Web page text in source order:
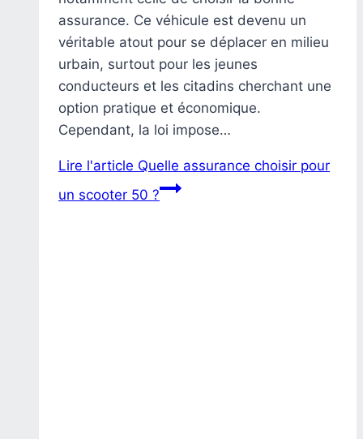
assurance. Ce véhicule est devenu un
véritable atout pour se déplacer en milieu
urbain, surtout pour les jeunes
conducteurs et les citadins cherchant une
option pratique et économique.
Cependant, la loi impose…
Lire l'article Quelle assurance choisir pour
un scooter 50 ?